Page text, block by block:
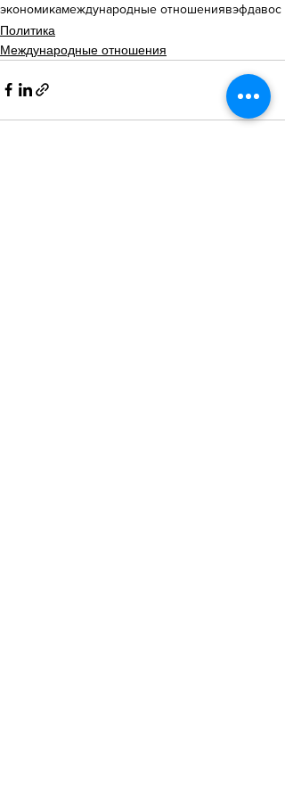
экономикамеждународные отношениявэфдавос
Политика
Международные отношения